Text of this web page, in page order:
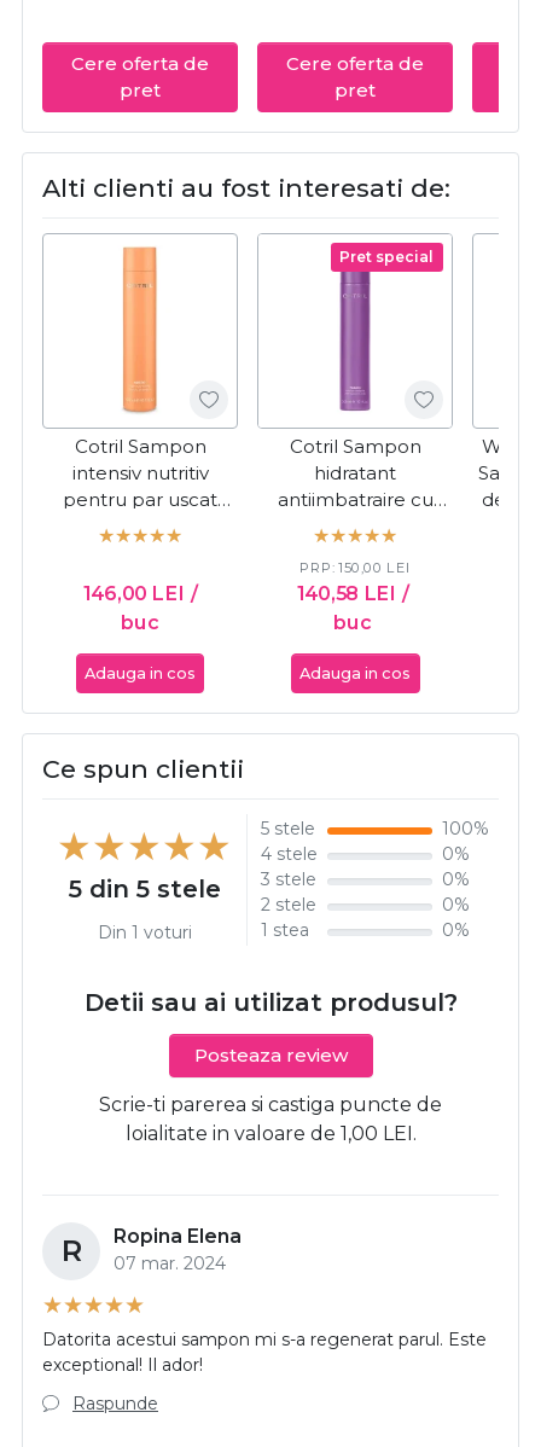
Cere oferta de
pret
Cere oferta de
pret
Alti clienti au fost interesati de:
Cotril Sampon
intensiv nutritiv
pentru par uscat
Nutro High
146,00 LEI /
buc
Adauga in cos
Pret special
Cotril Sampon
hidratant
antiimbatraire cu
acid hialuronic
140,58 LEI /
buc
PRP:150,00 LEI
Adauga in cos
Wella
Ce spun clientii
5 din 5 stele
Din 1 voturi
5 stele
100%
4 stele
0%
3 stele
0%
2 stele
0%
1 stea
0%
Detii sau ai utilizat produsul?
Posteaza review
Scrie-ti parerea si castiga puncte de
loialitate in valoare de 1,00 LEI.
R Ropina Elena
07 mar. 2024
Datorita acestui sampon mi s-a regenerat parul. Este
exceptional! Il ador!
Raspunde